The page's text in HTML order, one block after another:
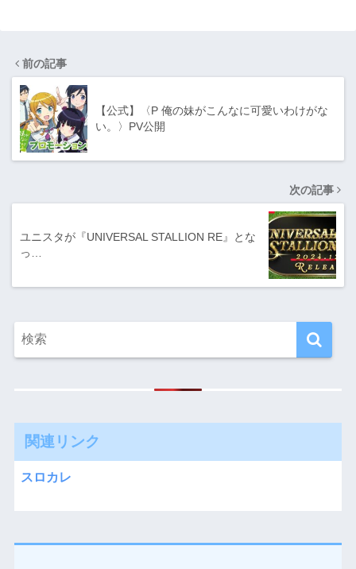
前の記事
【公式】〈P 俺の妹がこんなに可愛いわけがな
い。〉PV公開
次の記事
ユニスタが『UNIVERSAL STALLION RE』とな
っ…
関連リンク
スロカレ